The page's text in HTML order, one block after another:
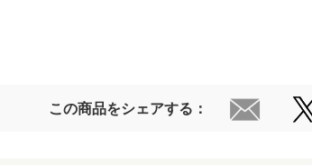
この商品をシェアする：